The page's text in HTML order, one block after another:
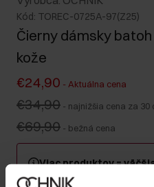
Kód: TOREC-0725A-97(Z25)
Čierny dámsky
kože
€24,90 - Aktuálna cena
€34,90 - najnižšia cena za 30
€69,90 - bežná cena
Viac produktov =
Kúpte si minimálne 2 kusy z